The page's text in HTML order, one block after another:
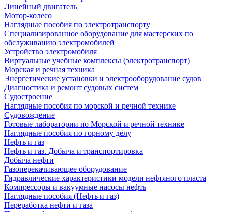
Линейный двигатель
Мотор-колесо
Наглядные пособия по электротранспорту
Специализированное оборудование для мастерских по
обслуживанию электромобилей
Устройство электромобиля
Виртуальные учебные комплексы (электротранспорт)
Морская и речная техника
Энергетические установки и электрооборудование судов
Диагностика и ремонт судовых систем
Судостроение
Наглядные пособия по морской и речной технике
Судовождение
Готовые лаборатории по Морской и речной технике
Наглядные пособия по горному делу
Нефть и газ
Нефть и газ. Добыча и транспортировка
Добыча нефти
Газоперекачивающее оборудование
Гидравлические характеристики модели нефтяного пласта
Компрессоры и вакуумные насосы нефть
Наглядные пособия (Нефть и газ)
Переработка нефти и газа